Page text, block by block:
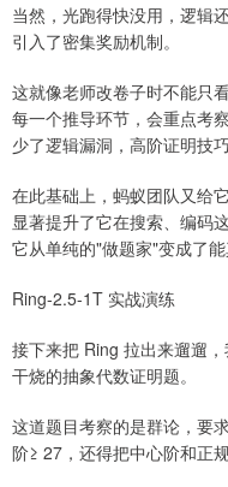
当然，光跑得快没用，逻辑
引入了密集奖励机制。
这就像老师改卷子时不能只
每一个推导环节，会重点考
少了逻辑漏洞，高阶证明技
在此基础上，蚂蚁团队又给
显著提升了它在搜索、编码
它从单纯的"做题家"变成了能
Ring-2.5-1T 实战演练
接下来把 Ring 拉出来遛遛
干烧的抽象代数证明题。
这道题目考察的是群论，要
阶≥ 27，还得把中心阶和正